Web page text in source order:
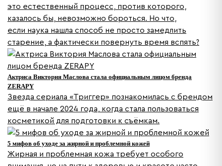
это естественный процесс, против которого,
казалось бы, невозможно бороться. Но что,
если наука нашла способ не просто замедлить
старение, а фактически повернуть время вспять?
Актриса Виктория Маслова стала официальным лицом бренда
ZERAPY
Звезда сериала «Триггер»‎ познакомилась с брендом
ещё в начале 2024 года, когда стала пользоваться
косметикой для подготовки к съёмкам.
5 мифов об уходе за жирной и проблемной кожей
Жирная и проблемная кожа требует особого